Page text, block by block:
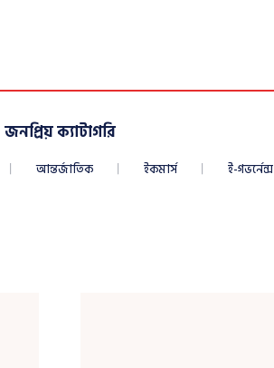
জনপ্রিয় ক্যাটাগরি
আন্তর্জাতিক ইকমার্স ই-গভর্নেন্স